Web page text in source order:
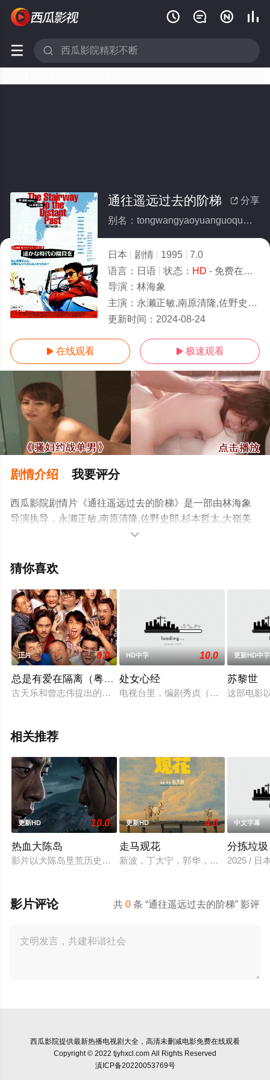
   
 
HD
 分享
通往遥远过去的阶梯
别名：tongwangyaoyuanguoqudejieti
日本 剧情 1995
7.0
语言： 日语 状态： HD - 免费在线观看
导演： 林海象
主演： 永濑正敏,南原清隆,佐野史郎,杉本哲太,大嶺美香,冢本晋也,松田圭司,磨赤儿,宍户锭,冈田英次,鳄渊
更新时间： 2024-08-24
 在线观看  极速观看
剧情介绍 我要评分
西瓜影院剧情片《通往遥远过去的阶梯》是一部由林海象
导演执导，永濑正敏,南原清隆,佐野史郎,杉本哲太,大嶺美
香,冢本晋也,松田圭司,磨赤儿,宍户锭,冈田英次,鳄渊晴子等
版电影大全就上西瓜影视，更多相关信息可移步至豆瓣电
。

猜你喜欢
正片 6.0
总是有爱在隔离（粤语版）
古天乐和曾志伟提出的拍摄这部“”新豪门夜宴”获得香港多家电
HD中字 10.0
处女心经
电视台里，编剧秀贞（李恩珠 饰）
更新HD中字
苏黎世
这部电影
相关推荐
更新HD 10.0
热血大陈岛
影片以大陈岛垦荒历史为创作底色，在尊重历史真实性的前提
更新HD 4.0
走马观花
新波，丁大宁，郭华，程一木他们毕
中文字幕
分拣垃
2025 / 日
共0 条 “通往遥远过去的阶梯” 影评
影片评论
西瓜影院提供最新热播电视剧大全，高清未删减电影免费在线观看
Copyright © 2022 tjyhxcl.com All Rights Reserved
滇ICP备20220053769号